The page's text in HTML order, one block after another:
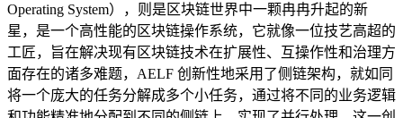
Operating System），则是区块链世界中一颗冉冉升起的新
星，是一个高性能的区块链操作系统，它就像一位技艺高超的
工匠，旨在解决现有区块链技术在扩展性、互操作性和治理方
面存在的诸多难题，AELF 创新性地采用了侧链架构，就如同
将一个庞大的任务分解成多个小任务，通过将不同的业务逻辑